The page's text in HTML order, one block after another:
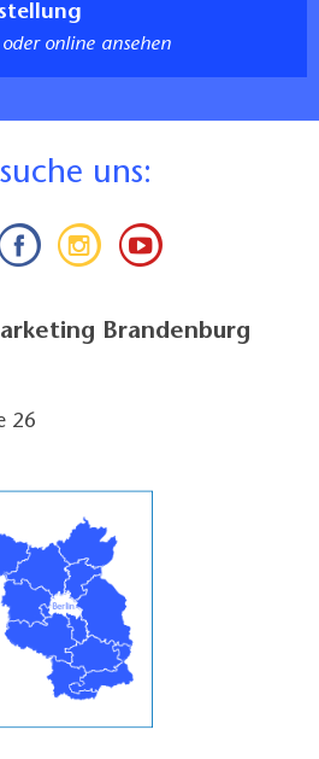
online ansehen
uns:
Brandenburg
26